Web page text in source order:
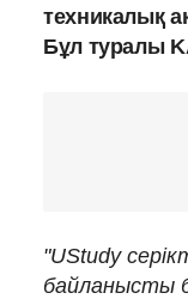
техникалық
Бұл туралы
"UStudy
байланысты